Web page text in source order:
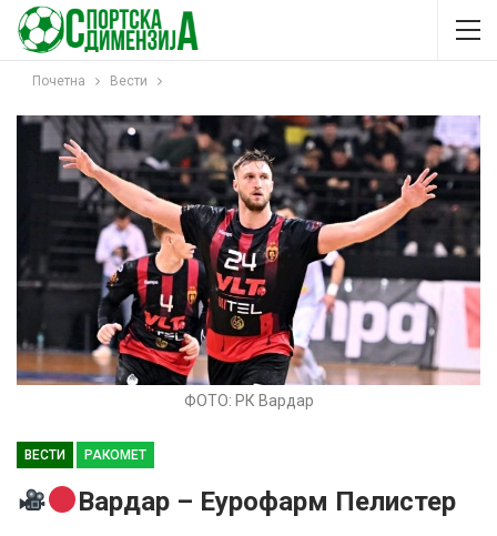
Почетна Вести
ФОТО: РК Вардар
ВЕСТИ РАКОМЕТ
Вардар – Еурофарм Пелистер